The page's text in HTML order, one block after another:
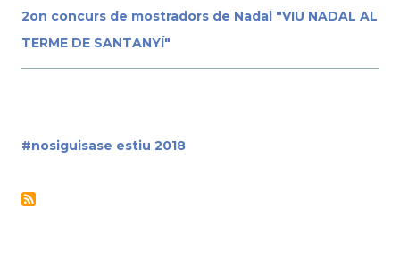
2on concurs de mostradors de Nadal "VIU NADAL AL
TERME DE SANTANYÍ"
#nosiguisase estiu 2018